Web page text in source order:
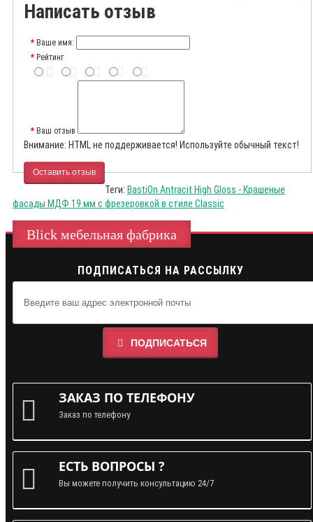
Написать отзыв
Ваше имя:
Рейтинг
Ваш отзыв
Внимание: HTML не поддерживается! Используйте обычный текст!
Оставить отзыв
Теги: BastiOn Antracit High Gloss - Крашеные
фасады МДФ 19 мм с фрезеровкой в стиле Classic
Blick мебельная фабрика
ПОДПИСАТЬСЯ НА РАССЫЛКУ
ПОДПИСАТЬСЯ
ЗАКАЗ ПО ТЕЛЕФОНУ
Заказ по телефону
ЕСТЬ ВОПРОСЫ ?
Вы можете получить консультацию 24/7